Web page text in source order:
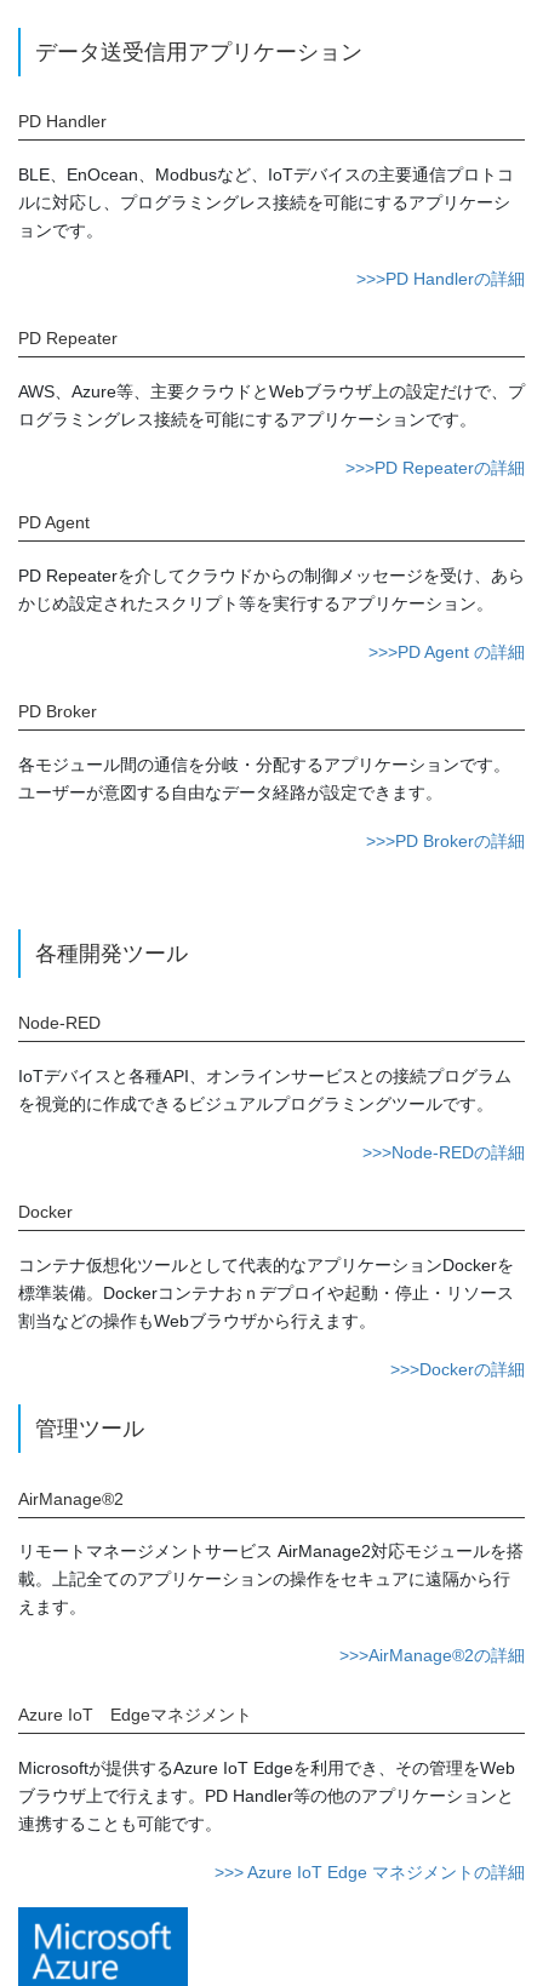
データ送受信用アプリケーション
PD Handler
BLE、EnOcean、Modbusなど、IoTデバイスの主要通信プロトコ
ルに対応し、プログラミングレス接続を可能にするアプリケーシ
ョンです。
>>>PD Handlerの詳細
PD Repeater
AWS、Azure等、主要クラウドとWebブラウザ上の設定だけで、プ
ログラミングレス接続を可能にするアプリケーションです。
>>>PD Repeaterの詳細
PD Agent
PD Repeaterを介してクラウドからの制御メッセージを受け、あら
かじめ設定されたスクリプト等を実行するアプリケーション。
>>>PD Agent の詳細
PD Broker
各モジュール間の通信を分岐・分配するアプリケーションです。
ユーザーが意図する自由なデータ経路が設定できます。
>>>PD Brokerの詳細
各種開発ツール
Node-RED
IoTデバイスと各種API、オンラインサービスとの接続プログラム
を視覚的に作成できるビジュアルプログラミングツールです。
>>>Node-REDの詳細
Docker
コンテナ仮想化ツールとして代表的なアプリケーションDockerを
標準装備。Dockerコンテナおｎデプロイや起動・停止・リソース
割当などの操作もWebブラウザから行えます。
>>>Dockerの詳細
管理ツール
AirManage®2
リモートマネージメントサービス AirManage2対応モジュールを搭
載。上記全てのアプリケーションの操作をセキュアに遠隔から行
えます。
>>>AirManage®2の詳細
Azure IoT Edgeマネジメント
Microsoftが提供するAzure IoT Edgeを利用でき、その管理をWeb
ブラウザ上で行えます。PD Handler等の他のアプリケーションと
連携することも可能です。
>>> Azure IoT Edge マネジメントの詳細